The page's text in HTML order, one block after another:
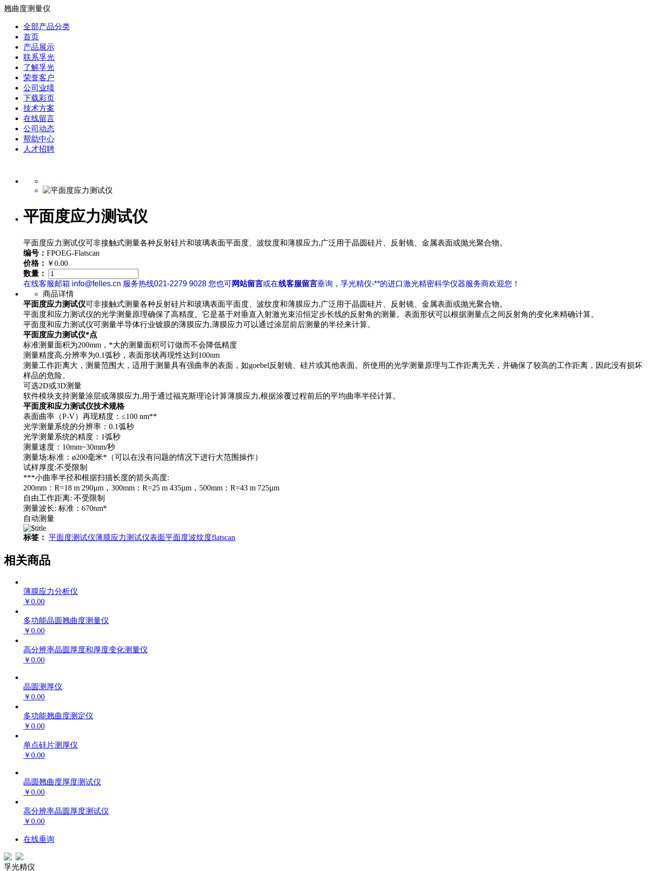
翘曲度测量仪
全部产品分类
首页
产品展示
联系孚光
了解孚光
荣誉客户
公司业绩
下载彩页
技术方案
在线留言
公司动态
帮助中心
人才招聘
平面度应力测试仪
平面度应力测试仪可非接触式测量各种反射硅片和玻璃表面平面度、波纹度和薄膜应力,广泛用于晶圆硅片、反射镜、金属表面或抛光聚合物。
编号： FPOEG-Flatscan
价格： ￥0.00
数量：
在线客服邮箱 info@felles.cn 服务热线021-2279 9028 您也可网站留言或在线客服留言垂询，孚光精仪-**的进口激光精密科学仪器服务商欢迎您！
商品详情
平面度应力测试仪可非接触式测量各种反射硅片和玻璃表面平面度、波纹度和薄膜应力,广泛用于晶圆硅片、反射镜、金属表面或抛光聚合物。
平面度和应力测试仪的光学测量原理确保了高精度。它是基于对垂直入射激光束沿恒定步长线的反射角的测量。表面形状可以根据测量点之间反射角的变化来精确计算。
平面度和应力测试仪可测量半导体行业镀膜的薄膜应力,薄膜应力可以通过涂层前后测量的半径来计算。
平面度应力测试仪*点
标准测量面积为200mm，*大的测量面积可订做而不会降低精度
测量精度高,分辨率为0.1弧秒，表面形状再现性达到100nm
测量工作距离大，测量范围大，适用于测量具有强曲率的表面，如goebel反射镜、硅片或其他表面。所使用的光学测量原理与工作距离无关，并确保了较高的工作距离，因此没有损坏
样品的危险。
可选2D或3D测量
软件模块支持测量涂层或薄膜应力,用于通过福克斯理论计算薄膜应力,根据涂覆过程前后的平均曲率半径计算。
平面度和应力测试仪技术规格
表面曲率（P-V）再现精度：≤100 nm**
光学测量系统的分辨率：0.1弧秒
光学测量系统的精度：1弧秒
测量速度：10mm~30mm/秒
测量场:标准：ø200毫米*（可以在没有问题的情况下进行大范围操作）
试样厚度:不受限制
***小曲率半径和根据扫描长度的箭头高度:
200mm：R=18 m 290µm，300mm：R=25 m 435µm，500mm：R=43 m 725µm
自由工作距离: 不受限制
测量波长: 标准：670nm*
自动测量
标签： 平面度测试仪薄膜应力测试仪表面平面度波纹度flatscan
相关商品
薄膜应力分析仪
￥0.00
多功能晶圆翘曲度测量仪
￥0.00
高分辨率晶圆厚度和厚度变化测量仪
￥0.00
晶圆测厚仪
￥0.00
多功能翘曲度测定仪
￥0.00
单点硅片测厚仪
￥0.00
晶圆翘曲度厚度测试仪
￥0.00
高分辨率晶圆厚度测试仪
￥0.00
在线垂询
孚光精仪